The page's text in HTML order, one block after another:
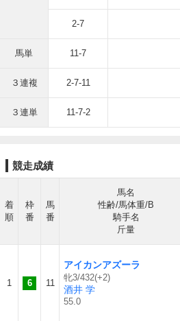
2-7
馬単 11-7
３連複 2-7-11
３連単 11-7-2
競走成績
着
順
枠
番
馬
番
馬名
性齢/馬体重/B
騎手名
斤量
1 6 11
アイカンアズーラ
牝3/432(+2)
酒井 学
55.0